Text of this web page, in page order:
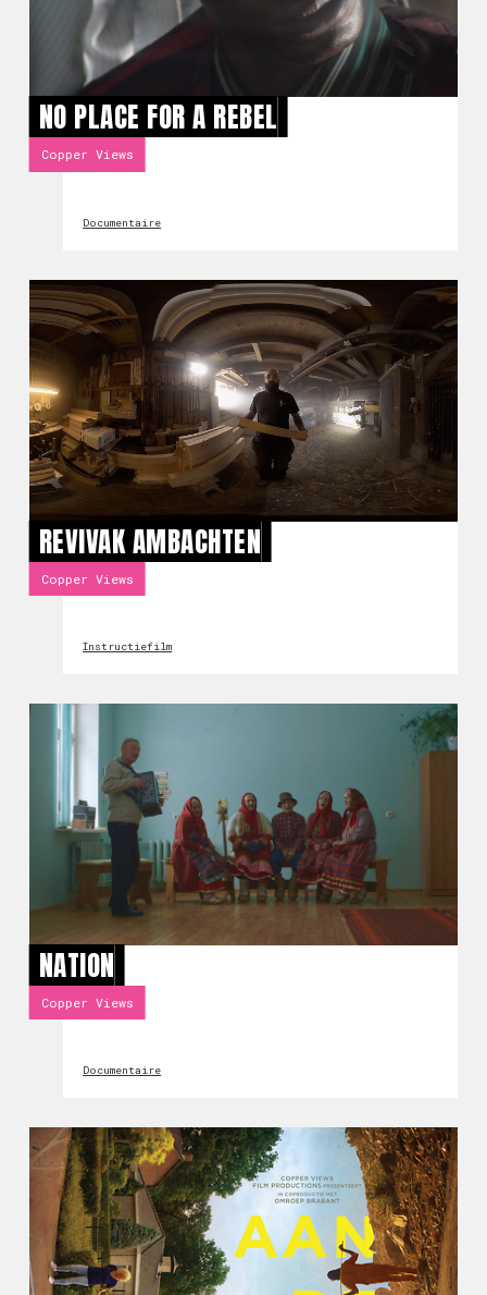
NO PLACE FOR A REBEL
Copper Views
Documentaire
REVIVAK AMBACHTEN
Copper Views
Instructiefilm
NATION
Copper Views
Documentaire